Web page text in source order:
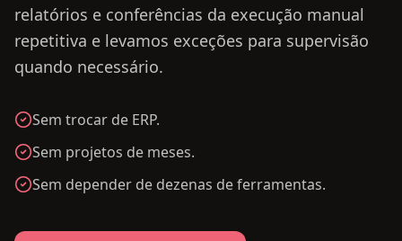
relatórios e conferências da execução manual
repetitiva e levamos exceções para supervisão
quando necessário.
Sem trocar de ERP.
Sem projetos de meses.
Sem depender de dezenas de ferramentas.